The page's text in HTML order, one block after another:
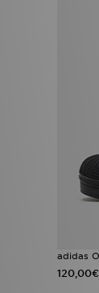
adidas
120,00€